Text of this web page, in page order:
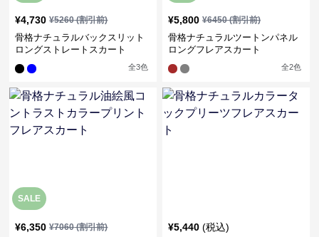
¥4,730 ¥5260(割引前)
骨格ナチュラルバックスリット
ロングストレートスカート
全3色
¥5,800 ¥6450(割引前)
骨格ナチュラルツートンパネル
ロングフレアスカート
全2色
SALE
¥6,350 ¥7060(割引前) ¥5,440 (税込)